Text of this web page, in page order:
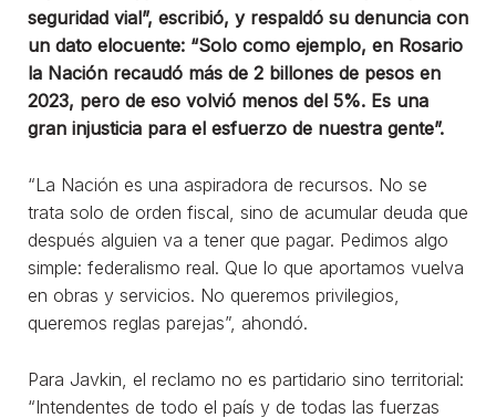
seguridad vial”, escribió, y respaldó su denuncia con
un dato elocuente: “Solo como ejemplo, en Rosario
la Nación recaudó más de 2 billones de pesos en
2023, pero de eso volvió menos del 5%. Es una
gran injusticia para el esfuerzo de nuestra gente”.
“La Nación es una aspiradora de recursos. No se
trata solo de orden fiscal, sino de acumular deuda que
después alguien va a tener que pagar. Pedimos algo
simple: federalismo real. Que lo que aportamos vuelva
en obras y servicios. No queremos privilegios,
queremos reglas parejas”, ahondó.
Para Javkin, el reclamo no es partidario sino territorial:
“Intendentes de todo el país y de todas las fuerzas